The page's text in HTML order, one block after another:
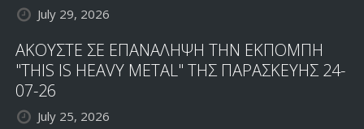
July 29, 2026
ΑΚΟΥΣΤΕ ΣΕ ΕΠΑΝΑΛΗΨΗ ΤΗΝ ΕΚΠΟΜΠΗ
"THIS IS HEAVY METAL" ΤΗΣ ΠΑΡΑΣΚΕΥΗΣ 24-
07-26
July 25, 2026